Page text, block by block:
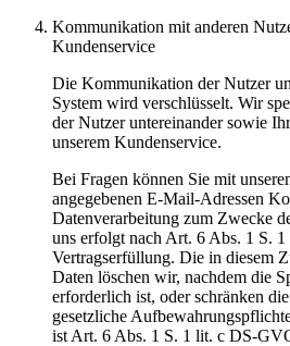
Kommunikation mit anderen
Kundenservice
Die Kommunikation der Nutzer
System wird verschlüsselt. Wir
der Nutzer untereinander sowie
unserem Kundenservice.
Bei Fragen können Sie mit
angegebenen E-Mail-Adressen
Datenverarbeitung zum Zwecke
uns erfolgt nach Art. 6 Abs. 1 S.
Vertragserfüllung. Die in diesem
Daten löschen wir, nachdem die
erforderlich ist, oder schränken
gesetzliche
ist Art. 6 Abs. 1 S. 1 lit. c DS-